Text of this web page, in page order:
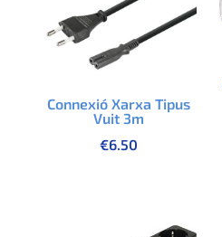
Connexió Xarxa Tipus
Vuit 3m
€6.50